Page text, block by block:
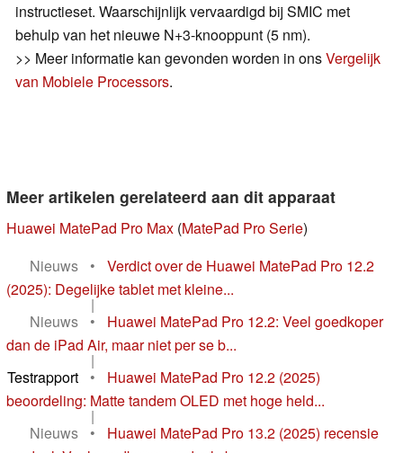
instructieset. Waarschijnlijk vervaardigd bij SMIC met
behulp van het nieuwe N+3-knooppunt (5 nm).
>> Meer informatie kan gevonden worden in onsVergelijk
van Mobiele Processors.
Meer artikelen gerelateerd aan dit apparaat
Huawei MatePad Pro Max (MatePad Pro Serie)
Nieuws
•
Verdict over de Huawei MatePad Pro 12.2
(2025): Degelijke tablet met kleine...
|
Nieuws
•
Huawei MatePad Pro 12.2: Veel goedkoper
dan de iPad Air, maar niet per se b...
|
Testrapport
•
Huawei MatePad Pro 12.2 (2025)
beoordeling: Matte tandem OLED met hoge held...
|
Nieuws
•
Huawei MatePad Pro 13.2 (2025) recensie